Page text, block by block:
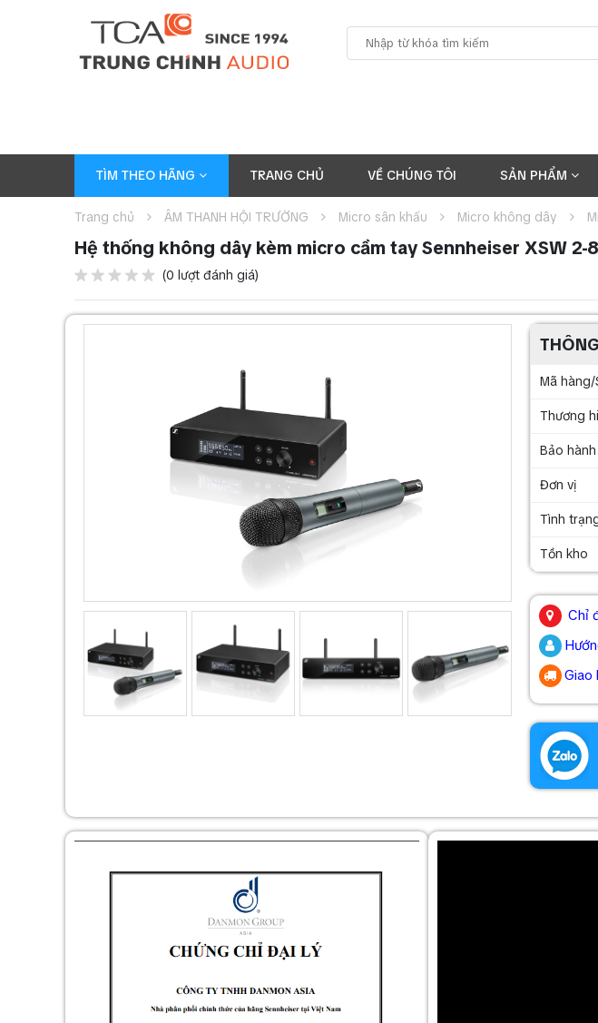
TÌM THEO HÃNG TRANG CHỦ VỀ CHÚNG TÔI SẢN PHẨM
Trang chủ ÂM THANH HỘI TRƯỜNG Micro sân khấu Micro không dây
Hệ thống không dây kèm micro cầm tay Sennheiser XSW 2-
(0 lượt đánh giá)
Mã hàng/
Thương
Bảo hành
Đơn vị
Tình
Tồn kho
Chỉ
Giao